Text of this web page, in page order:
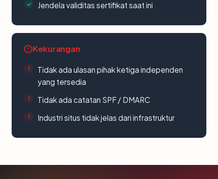
Jendela validitas sertifikat saat ini
Kekurangan
Tidak ada ulasan pihak ketiga independen
yang tersedia
Tidak ada catatan SPF / DMARC
Industri situs tidak jelas dari infrastruktur